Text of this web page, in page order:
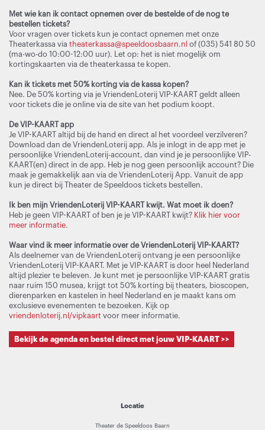
Met wie kan ik contact opnemen over de bestelde of de nog te
bestellen tickets?
Voor vragen over tickets kun je contact opnemen met onze
Theaterkassa via theaterkassa@speeldoosbaarn.nl of (035) 541 80 50
(ma-wo-do 10:00-12:00 uur). Let op: het is niet mogelijk om
kortingskaarten via de theaterkassa te kopen.
Kan ik tickets met 50% korting via de kassa kopen?
Nee. De 50% korting via je VriendenLoterij VIP-KAART geldt alleen
voor tickets die je online via de site van het podium koopt.
De VIP-KAART app
Je VIP-KAART altijd bij de hand en direct al het voordeel verzilveren?
Download dan de VriendenLoterij app. Als je inlogt in de app met je
persoonlijke VriendenLoterij-account, dan vind je je persoonlijke VIP-
KAART(en) direct in de app. Heb je nog geen persoonlijk account? Die
maak je gemakkelijk aan via de VriendenLoterij App. Vanuit de app
kun je direct bij Theater de Speeldoos tickets bestellen.
Ik ben mijn VriendenLoterij VIP-KAART kwijt. Wat moet ik doen?
Heb je geen VIP-KAART of ben je je VIP-KAART kwijt? Klik hier voor
meer informatie.
Waar vind ik meer informatie over de VriendenLoterij VIP-KAART?
Als deelnemer van de VriendenLoterij ontvang je een persoonlijke
VriendenLoterij VIP-KAART. Met je VIP-KAART is door heel Nederland
altijd plezier te beleven. Je kunt met je persoonlijke VIP-KAART gratis
naar ruim 150 musea, krijgt tot 50% korting bij theaters, bioscopen,
dierenparken en kastelen in heel Nederland en je maakt kans om
exclusieve evenementen te bezoeken. Kijk op
vriendenloterij.nl/vipkaart voor meer informatie.
Bekijk de agenda en bestel direct met jouw VIP-KAART >>
Locatie
Theater de Speeldoos Baarn